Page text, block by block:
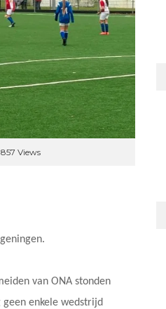
857 Views
van ONA stonden
enkele wedstrijd